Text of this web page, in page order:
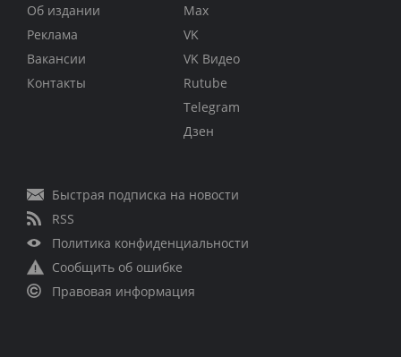
Об издании
Реклама
Вакансии
Контакты
Max
VK
VK Видео
Rutube
Telegram
Дзен
Быстрая подписка на новости
RSS
Политика конфиденциальности
Сообщить об ошибке
Правовая информация